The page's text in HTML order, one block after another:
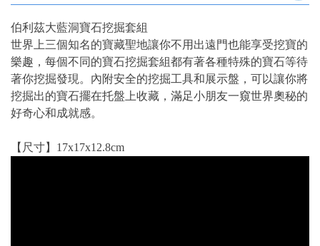
伯利茲大藍洞寶石挖掘套組
世界上三個知名的寶藏聖地讓你不用出遠門也能享受挖寶的
樂趣，每個不同的寶石挖掘套組都有著各種特殊的寶石等待
著你挖掘發現。內附安全的挖掘工具和展示盤，可以讓你將
挖掘出的寶石擺在托盤上收藏，滿足小朋友一窺世界奧秘的
好奇心和成就感。
【尺寸】17x17x12.8cm